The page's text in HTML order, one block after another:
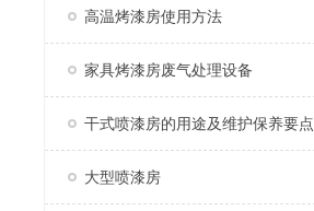
高温烤漆房使用方法
家具烤漆房废气处理设备
干式喷漆房的用途及维护保养要点
大型喷漆房